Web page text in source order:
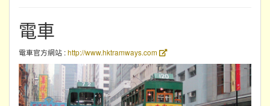
電車
電車官方網站 :http://www.hktramways.com